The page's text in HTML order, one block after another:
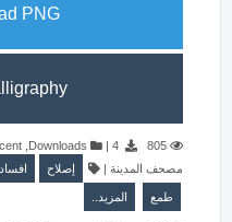
PNG
805
4
|
Downloads
,
مصحف المدينة | إصلاح افساد
طمع المزيد..